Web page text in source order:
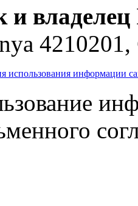
и
использования информации